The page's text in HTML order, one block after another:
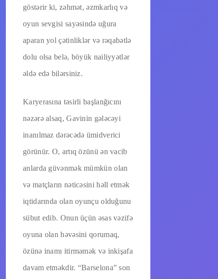
göstərir ki, zəhmət, əzmkarlıq və
oyun sevgisi sayəsində uğura
aparan yol çətinliklər və rəqabətlə
dolu olsa belə, böyük nailiyyətlər
əldə edə bilərsiniz.
Karyerasına təsirli başlanğıcını
nəzərə alsaq, Gavinin gələcəyi
inanılmaz dərəcədə ümidverici
görünür. O, artıq özünü ən vacib
anlarda güvənmək mümkün olan
və matçların nəticəsini həll etmək
iqtidarında olan oyunçu olduğunu
sübut edib. Onun üçün əsas vəzifə
oyuna olan həvəsini qorumaq,
özünə inamı itirməmək və inkişafa
davam etməkdir. “Barselona” son